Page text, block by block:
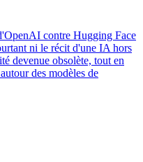
contre Hugging Face
ni le récit d'une IA hors
devenue obsolète, tout en
des modèles de